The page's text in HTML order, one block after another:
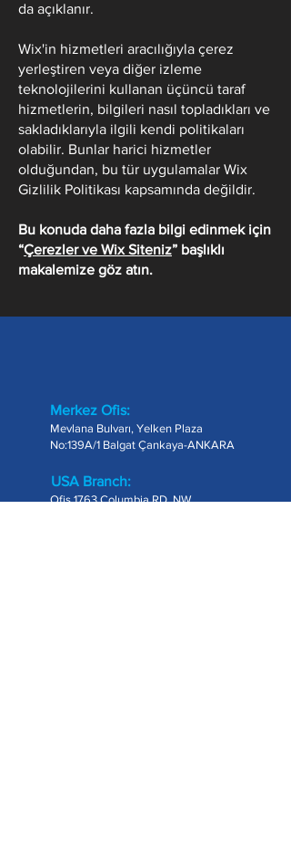
da açıklanır.
Wix'in hizmetleri aracılığıyla çerez
yerleştiren veya diğer izleme
teknolojilerini kullanan üçüncü taraf
hizmetlerin, bilgileri nasıl topladıkları ve
sakladıklarıyla ilgili kendi politikaları
olabilir. Bunlar harici hizmetler
olduğundan, bu tür uygulamalar Wix
Gizlilik Politikası kapsamında değildir.
Bu konuda daha fazla bilgi edinmek için
“Çerezler ve Wix Siteniz” başlıklı
makalemize göz atın.
Merkez Ofis:
Mevlana Bulvarı, Yelken Plaza
No:139A/1 Balgat Çankaya-ANKARA
USA Branch:
Ofis 1763 Columbia RD, NW